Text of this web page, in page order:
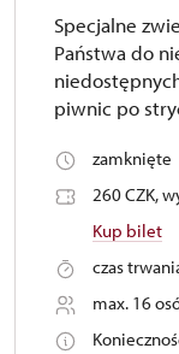
Specjalne
Państwa do
piwnic po
zamknięte
260 CZK,
Kup bilet
czas
max. 16